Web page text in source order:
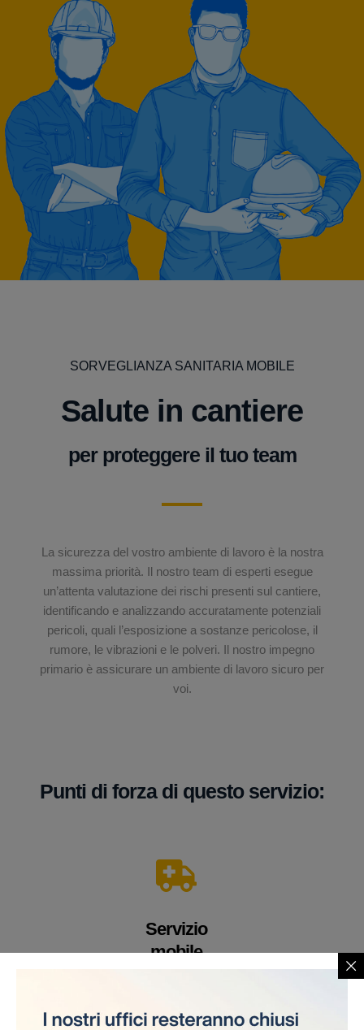
SORVEGLIANZA SANITARIA MOBILE
Salute in cantiere
per proteggere il tuo team
La sicurezza del vostro ambiente di lavoro è la nostra
massima priorità. Il nostro team di esperti esegue
un’attenta valutazione dei rischi presenti sul cantiere,
identificando e analizzando accuratamente potenziali
pericoli, quali l’esposizione a sostanze pericolose, il
rumore, le vibrazioni e le polveri. Il nostro impegno
primario è assicurare un ambiente di lavoro sicuro per
voi.
Punti di forza di questo servizio:
Servizio
mobile
nostri servizi direttamente sul cantiere, eliminando la